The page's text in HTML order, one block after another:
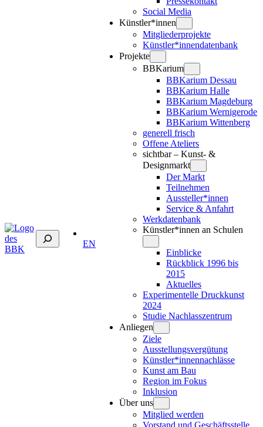
Suchen
EN
Social Media
Künstler*innen
Mitgliederprojekte
Künstler*innendatenbank
Projekte
BBKarium
BBKarium Dessau
BBKarium Halle
BBKarium Magdeburg
BBKarium Wernigerode
BBKarium Wittenberg
generell frisch
Offene Ateliers
sichtbar – Kunst- &
Designmarkt
Der Markt
Teilnehmen
Aussteller*innen
Service & Anfahrt
Werkdatenbank
Künstler*innen an Schulen
Einblicke
Rückblick 1996 bis
2015
Aktuelles
Experimentelle Druckkunst
2024
Studie Nachlasszentrum
Anliegen
Ziele
Ausstellungsvergütung
Künstler*innennachlässe
Kunst am Bau
Region im Fokus
Inklusion
Über uns
Mitglied werden
Vorstand und Geschäftsstelle